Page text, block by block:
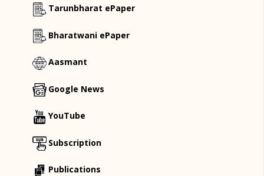
Tarunbharat ePaper
Bharatwani ePaper
Aasmant
Google News
YouTube
Subscription
Publications